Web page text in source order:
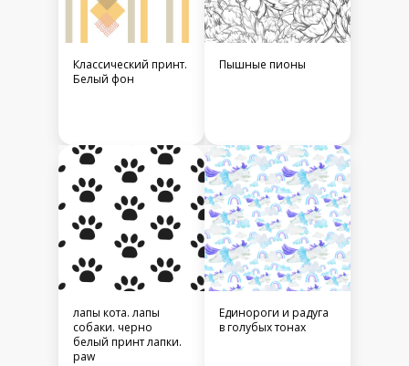
Классический принт.
Белый фон
Пышные пионы
лапы кота. лапы
собаки. черно
белый принт лапки.
paw
Единороги и радуга
в голубых тонах